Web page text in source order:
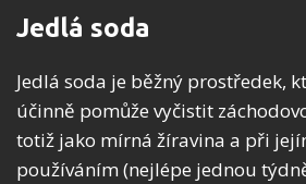
Jedlá soda
Jedlá soda je běžný prostředek,
účinně pomůže vyčistit
totiž jako mírná žíravina a při
používáním (nejlépe jednou